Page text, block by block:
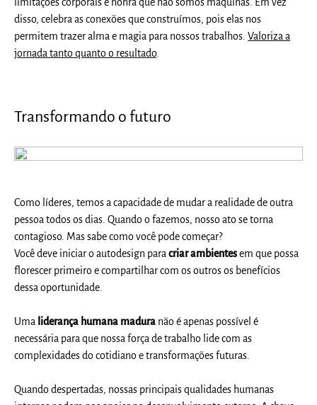
disso, celebra as conexões que construímos, pois elas nos
permitem trazer alma e magia para nossos trabalhos.Valoriza a
jornada tanto quanto o resultado.
Transformando o futuro
Como líderes, temos a capacidade de mudar a realidade de outra
pessoa todos os dias. Quando o fazemos, nosso ato se torna
contagioso. Mas sabe como você pode começar?
Você deve iniciar o autodesign paracriar ambientesem que possa
florescer primeiro e compartilhar com os outros os benefícios
dessa oportunidade.
Uma liderança humana madura não é apenas possível é
necessária para que nossa força de trabalho lide com as
complexidades do cotidiano e transformações futuras.
Quando despertadas, nossas principais qualidades humanas